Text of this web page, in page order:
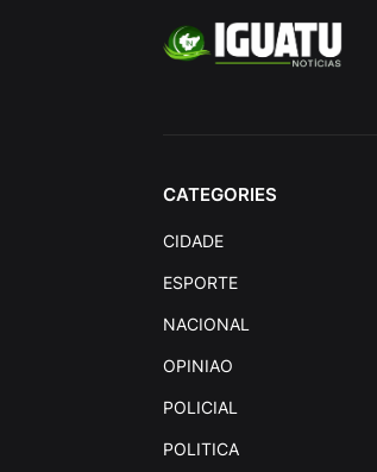
CATEGORIES
CIDADE
ESPORTE
NACIONAL
OPINIAO
POLICIAL
POLITICA